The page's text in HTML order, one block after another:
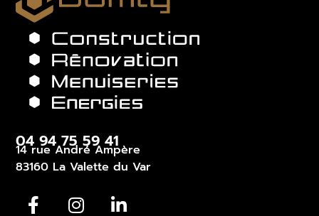
04 94 75 59 41
14 rue André Ampère
83160 La Valette du Var